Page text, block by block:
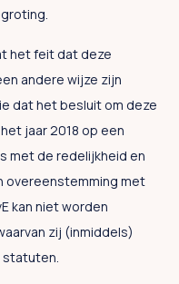
het feit dat deze
andere wijze zijn
dat het besluit om deze
jaar 2018 op een
met de redelijkheid en
overeenstemming met
kan niet worden
zij (inmiddels)
statuten.